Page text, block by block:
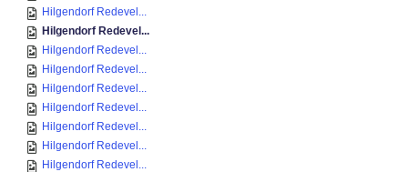
Hilgendorf Redevel...
Hilgendorf Redevel...
Hilgendorf Redevel...
Hilgendorf Redevel...
Hilgendorf Redevel...
Hilgendorf Redevel...
Hilgendorf Redevel...
Hilgendorf Redevel...
Hilgendorf Redevel...